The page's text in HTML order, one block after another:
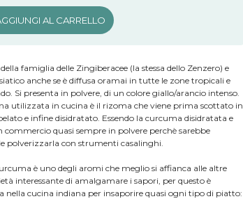
AL CARRELLO
famiglia delle Zingiberacee (la stessa dello Zenzero) e
anche se è diffusa oramai in tutte le zone tropicali e
Si presenta in polvere, di un colore giallo/arancio intenso.
utilizzata in cucina è il rizoma che viene prima scottato in
e infine disidratato. Essendo la curcuma disidratata e
quasi sempre in polvere perchè sarebbe
polverizzarla con strumenti casalinghi.
è uno degli aromi che meglio si affianca alle altre
interessante di amalgamare i sapori, per questo è
cucina indiana per insaporire quasi ogni tipo di piatto: